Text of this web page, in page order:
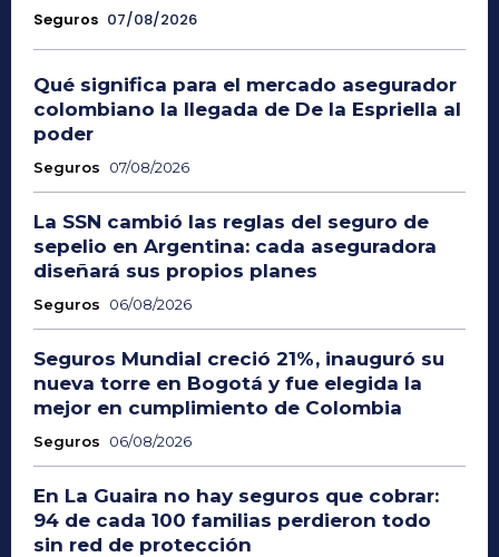
Seguros 07/08/2026
Qué significa para el mercado asegurador
colombiano la llegada de De la Espriella al
poder
Seguros 07/08/2026
La SSN cambió las reglas del seguro de
sepelio en Argentina: cada aseguradora
diseñará sus propios planes
Seguros 06/08/2026
Seguros Mundial creció 21%, inauguró su
nueva torre en Bogotá y fue elegida la
mejor en cumplimiento de Colombia
Seguros 06/08/2026
En La Guaira no hay seguros que cobrar:
94 de cada 100 familias perdieron todo
sin red de protección